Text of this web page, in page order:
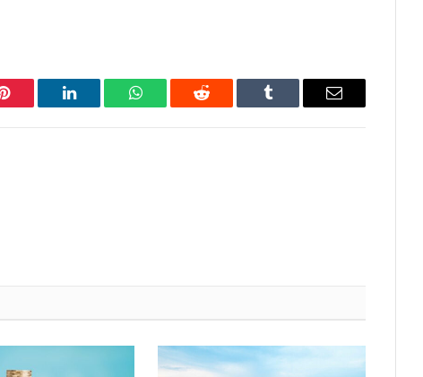
Pinterest LinkedIn WhatsAppReddit Tumblr Email